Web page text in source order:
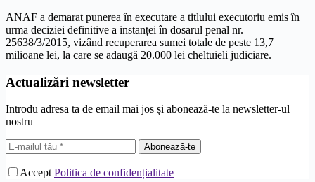
ANAF a demarat punerea în executare a titlului executoriu emis în
urma deciziei definitive a instanței în dosarul penal nr.
25638/3/2015, vizând recuperarea sumei totale de peste 13,7
milioane lei, la care se adaugă 20.000 lei cheltuieli judiciare.
Actualizări newsletter
Introdu adresa ta de email mai jos și abonează-te la newsletter-ul
nostru
Abonează-te
Accept Politica de confidențialitate